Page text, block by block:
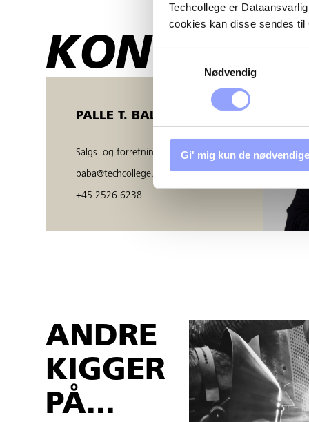
Techcollege er
cookies kan disse sendes til
Nødvendig
Gi' mig kun de
PALLE T. BALZER
Salgs- og forretningsudvikler
paba@techcollege.dk
+45 2526 6238
ANDRE
KIGGER
PÅ...